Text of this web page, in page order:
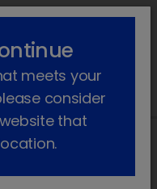
lock_outline search menu
meets your
consider
that